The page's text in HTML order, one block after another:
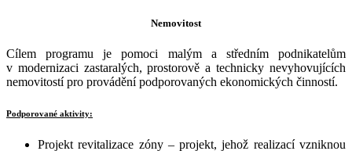
Nemovitost
Cílem programu je pomoci malým a středním podnikatelům
v modernizaci zastaralých, prostorově a technicky nevyhovujících
nemovitostí pro provádění podporovaných ekonomických činností.
Podporované aktivity:
Projekt revitalizace zóny – projekt, jehož realizací vzniknou